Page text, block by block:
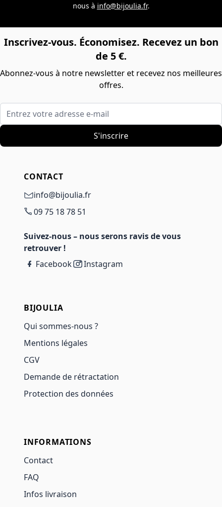
nous à info@bijoulia.fr.
Inscrivez-vous. Économisez. Recevez un bon
de 5 €.
Abonnez-vous à notre newsletter et recevez nos meilleures
offres.
Entrez votre adresse e-mail
S'inscrire
CONTACT
info@bijoulia.fr
09 75 18 78 51
Suivez-nous – nous serons ravis de vous
retrouver !
Facebook
Instagram
BIJOULIA
Qui sommes-nous ?
Mentions légales
CGV
Demande de rétractation
Protection des données
INFORMATIONS
Contact
FAQ
Infos livraison